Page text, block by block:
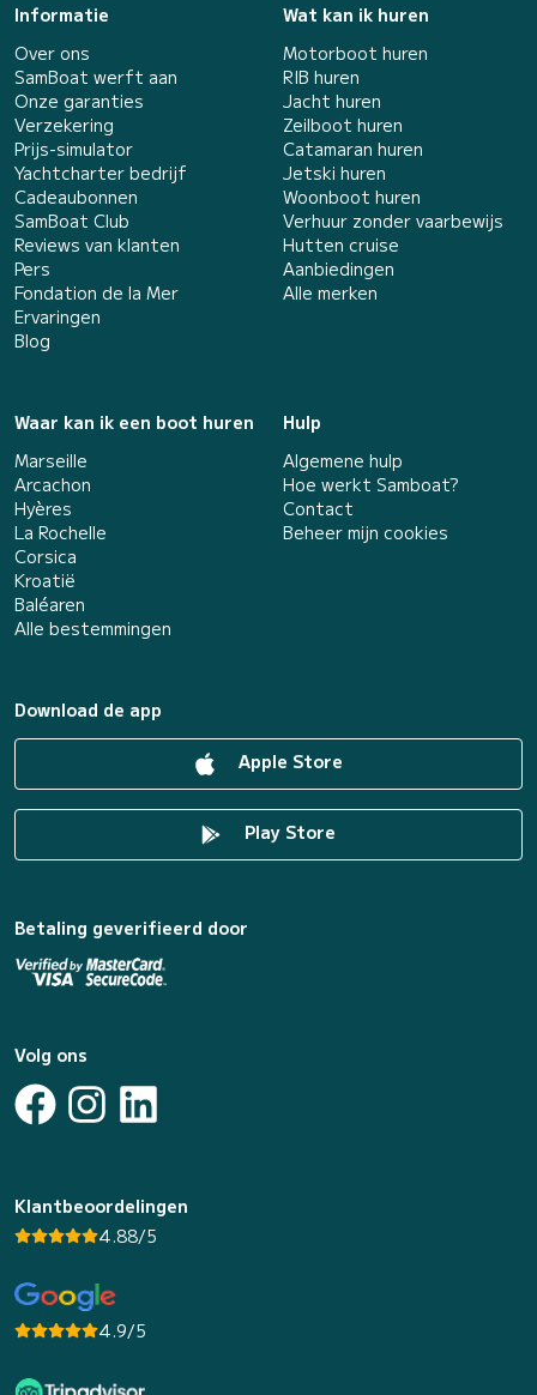
Informatie
Over ons
SamBoat werft aan
Onze garanties
Verzekering
Prijs-simulator
Yachtcharter bedrijf
Cadeaubonnen
SamBoat Club
Reviews van klanten
Pers
Fondation de la Mer
Ervaringen
Blog
Wat kan ik huren
Motorboot huren
RIB huren
Jacht huren
Zeilboot huren
Catamaran huren
Jetski huren
Woonboot huren
Verhuur zonder vaarbewijs
Hutten cruise
Aanbiedingen
Alle merken
Waar kan ik een boot huren
Marseille
Arcachon
Hyères
La Rochelle
Corsica
Kroatië
Baléaren
Alle bestemmingen
Hulp
Algemene hulp
Hoe werkt Samboat?
Contact
Beheer mijn cookies
Download de app
Apple Store
Play Store
Betaling geverifieerd door
Volg ons
Klantbeoordelingen
4.88/5
4.9/5